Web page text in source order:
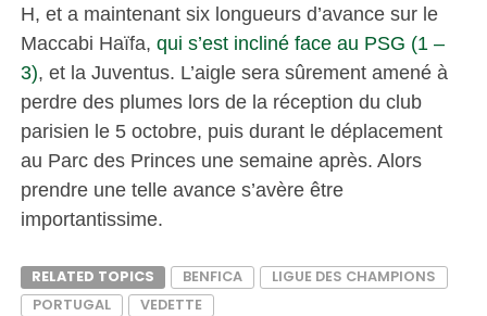
H, et a maintenant six longueurs d’avance sur le
Maccabi Haïfa, qui s’est incliné face au PSG (1 –
3), et la Juventus. L’aigle sera sûrement amené à
perdre des plumes lors de la réception du club
parisien le 5 octobre, puis durant le déplacement
au Parc des Princes une semaine après. Alors
prendre une telle avance s’avère être
importantissime.
RELATED TOPICS BENFICA
LIGUE DES CHAMPIONS
PORTUGAL
VEDETTE